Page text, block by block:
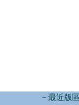
－最近版